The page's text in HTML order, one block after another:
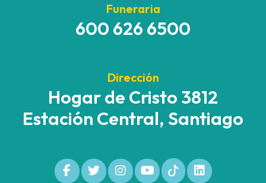
Funeraria
600 626 6500
Dirección
Hogar de Cristo 3812
Estación Central, Santiago